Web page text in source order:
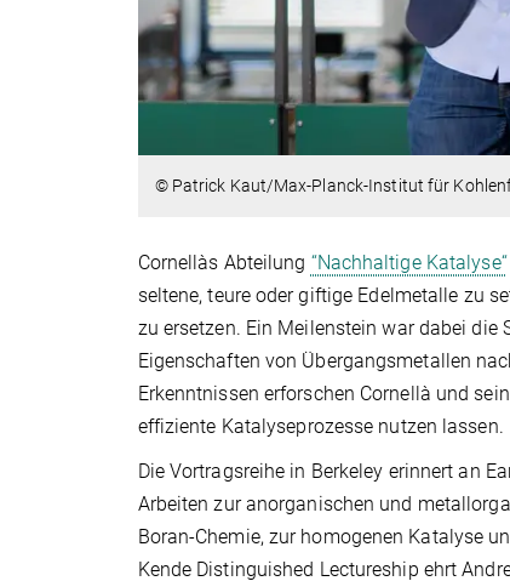
© Patrick Kaut/Max-Planck-Institut für
Cornellàs Abteilung “Nachhaltige Katalyse“
seltene, teure oder giftige Edelmetalle zu
zu ersetzen. Ein Meilenstein war dabei
Eigenschaften von Übergangsmetallen
Erkenntnissen erforschen Cornellà und
effiziente Katalyseprozesse nutzen lassen.
Die Vortragsreihe in Berkeley erinnert an
Arbeiten zur anorganischen und
Boran-Chemie, zur homogenen Katalyse
Kende Distinguished Lectureship ehrt